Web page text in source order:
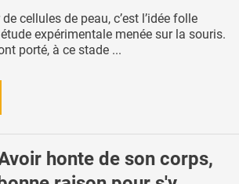
cellules de peau, c’est l’idée folle
expérimentale menée sur la souris.
porté, à ce stade ...
honte de son corps,